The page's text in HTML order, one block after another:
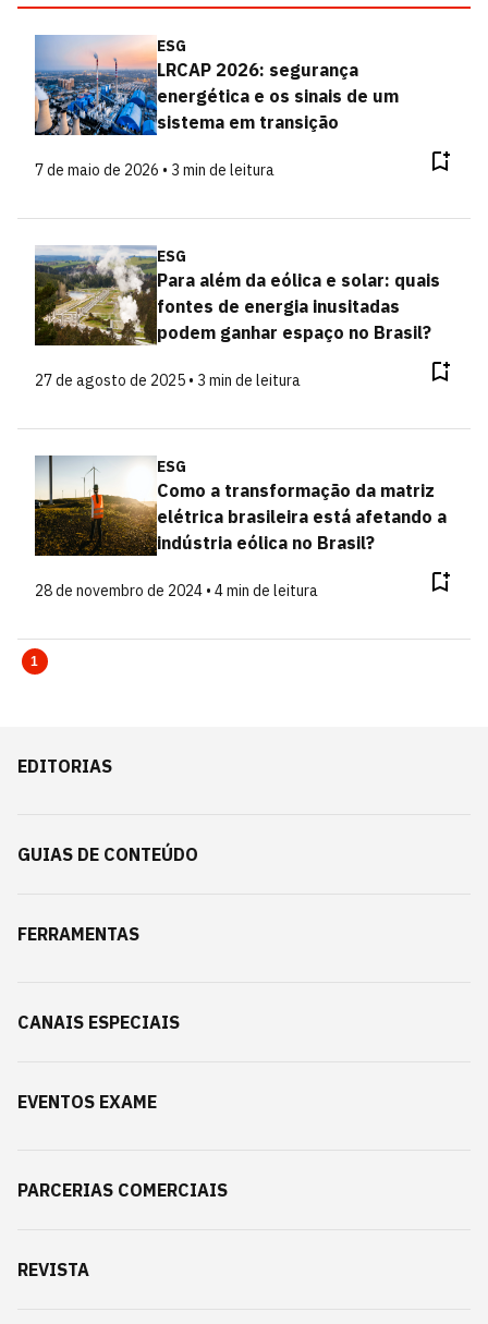
ESG
LRCAP 2026: segurança
energética e os sinais de um
sistema em transição
7 de maio de 2026 • 3 min de leitura
ESG
Para além da eólica e solar: quais
fontes de energia inusitadas
podem ganhar espaço no Brasil?
27 de agosto de 2025 • 3 min de leitura
ESG
Como a transformação da matriz
elétrica brasileira está afetando a
indústria eólica no Brasil?
28 de novembro de 2024 • 4 min de leitura
1
EDITORIAS
GUIAS DE CONTEÚDO
FERRAMENTAS
CANAIS ESPECIAIS
EVENTOS EXAME
PARCERIAS COMERCIAIS
REVISTA